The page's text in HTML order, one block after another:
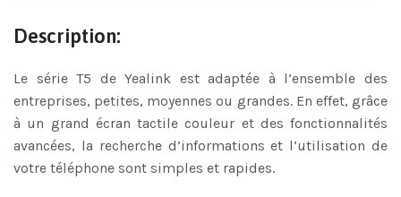
Description:
Le série T5 de Yealink est adaptée à l’ensemble des
entreprises, petites, moyennes ou grandes. En effet, grâce
à un grand écran tactile couleur et des fonctionnalités
avancées, la recherche d’informations et l’utilisation de
votre téléphone sont simples et rapides.